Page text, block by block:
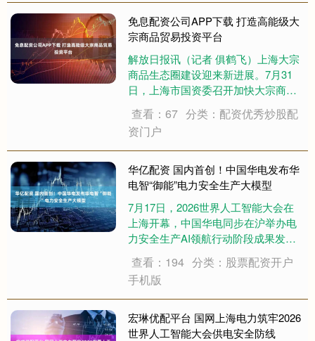
源社会保障部养老保险司有关负责
人、企业年金管理....
免息配资公司APP下载 打造高能级大
宗商品贸易投资平台
解放日报讯（记者 俱鹤飞）上海大宗
商品生态圈建设迎来新进展。7月31
日，上海市国资委召开加快大宗商品
品贸易投资商推进会。会上，新组建
仅半年的市属国企国茂控股，与上汽
集团、上海电气、申能集团、上港集
团集中签署合....
查看：67 分类：配资优秀炒股配
资门户
华亿配资 国内首创！中国华电发布华
电智“御能”电力安全生产大模型
7月17日，2026世界人工智能大会在
上海开幕，中国华电同步在沪举办电
力安全生产AI领航行动阶段成果发布
能”电力安全生产大模型，同步推介华
电睿蓝TCS、华电睿蓝ICS数智化电
厂、华电智新・巽朗新能源集中功率
预....
查看：194 分类：股票配资开户
手机版
宏琳优配平台 国网上海电力筑牢2026
世界人工智能大会供电安全防线